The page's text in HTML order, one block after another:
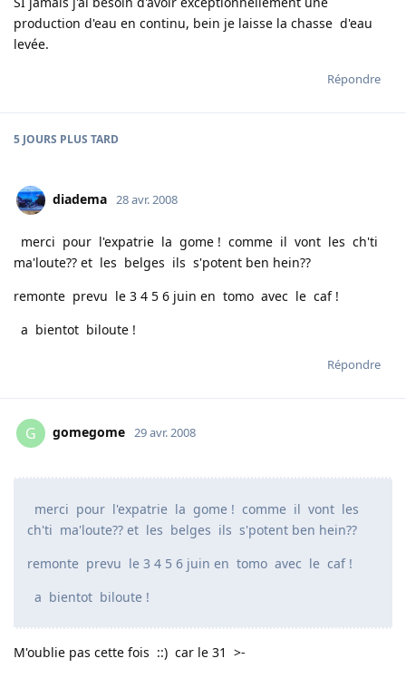
production d'eau en continu, bein je laisse la chasse d'eau
levée.
Répondre
5 JOURS PLUS TARD
diadema 28 avr. 2008
merci pour l'expatrie la gome ! comme il vont les ch'ti
ma'loute?? et les belges ils s'potent ben hein??
remonte prevu le 3 4 5 6 juin en tomo avec le caf !
a bientot biloute !
Répondre
G gomegome 29 avr. 2008
merci pour l'expatrie la gome ! comme il vont les
ch'ti ma'loute?? et les belges ils s'potent ben hein??
remonte prevu le 3 4 5 6 juin en tomo avec le caf !
a bientot biloute !
M'oublie pas cette fois ::) car le 31 >-